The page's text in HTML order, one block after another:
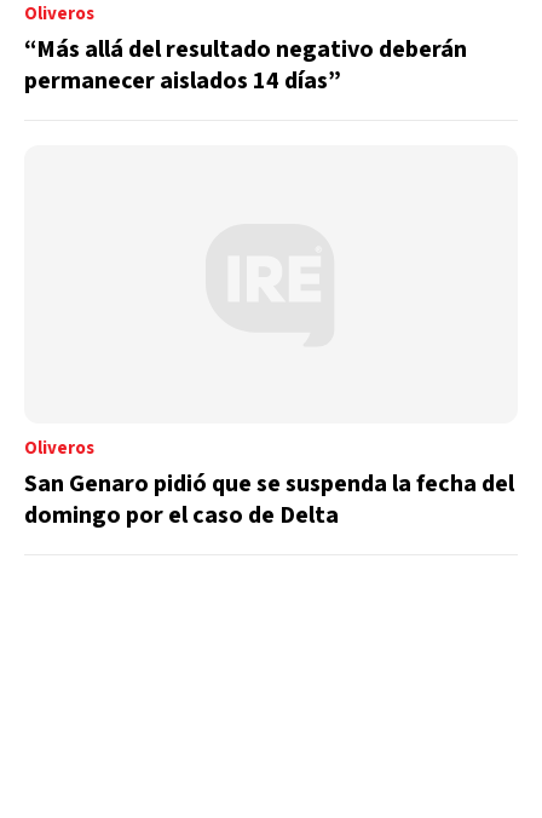
Oliveros
“Más allá del resultado negativo deberán
permanecer aislados 14 días”
Oliveros
San Genaro pidió que se suspenda la fecha del
domingo por el caso de Delta